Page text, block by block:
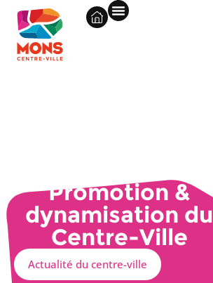
Promotion &
dynamisation du
Centre-Ville
Actualité du centre-ville